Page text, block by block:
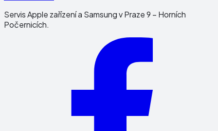
Servis Apple zařízení a Samsung v Praze 9 – Horních
Počernicích.